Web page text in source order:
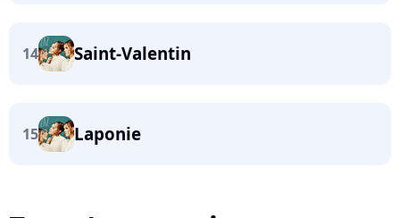
14 Saint-Valentin
15 Laponie